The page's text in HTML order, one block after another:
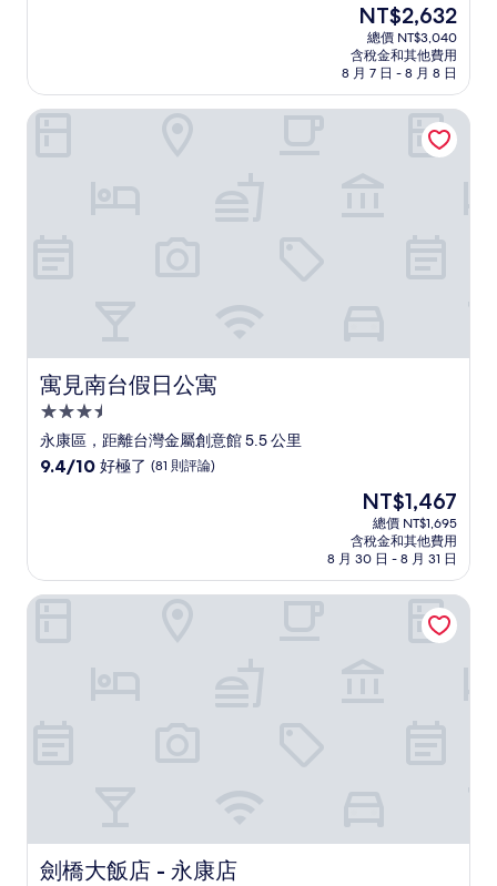
太
棒
現
在
價
格
為
NT$2,632
NT$2,632
總價 NT$3,040
含稅金和其他費用
8 月 7 日 - 8 月 8 日
寓見南台假日公寓
寓見南台假日公寓
3.5
星
級
永康區，距離台灣金屬創意館 5.5 公里
9.4
好
極
9.4/10 好極了 (81 則評論)
現
在
價
格
為
NT$1,467
NT$1,467
總價 NT$1,695
含稅金和其他費用
8 月 30 日 - 8 月 31 日
寓見南台假日公寓
劍橋大飯店 - 永康店
劍橋大飯店 - 永康店
劍橋大飯店 - 永康店